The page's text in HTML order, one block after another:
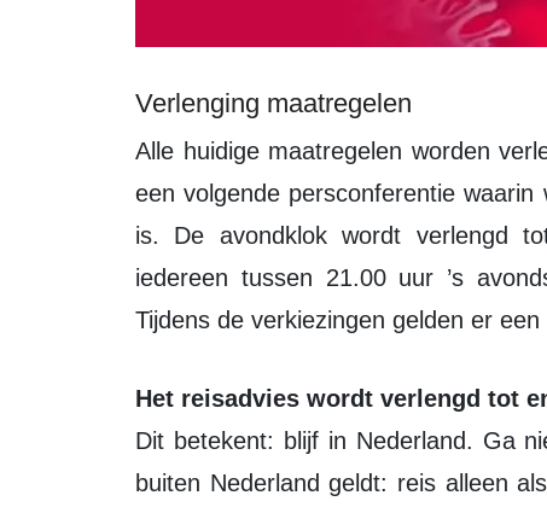
Verlenging maatregelen
Alle huidige maatregelen worden verlengd tot en met 30 maart. Op 23 maart is
een volgende persconferentie
is. De avondklok wordt verlengd
iedereen tussen 21.00 uur ’s
Tijdens de verkiezingen gelden er
Het reisadvies wordt verlengd tot
Dit betekent: blijf in Nederland. Ga
buiten Nederland geldt: reis alleen